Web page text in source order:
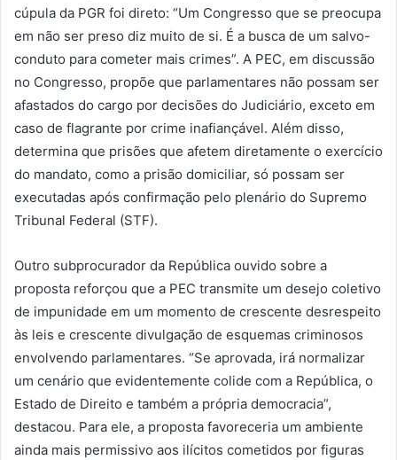
cúpula da PGR foi direto: “Um Congresso que se preocupa
em não ser preso diz muito de si. É a busca de um salvo-
conduto para cometer mais crimes”. A PEC, em discussão
no Congresso, propõe que parlamentares não possam ser
afastados do cargo por decisões do Judiciário, exceto em
caso de flagrante por crime inafiançável. Além disso,
determina que prisões que afetem diretamente o exercício
do mandato, como a prisão domiciliar, só possam ser
executadas após confirmação pelo plenário do Supremo
Tribunal Federal (STF).
Outro subprocurador da República ouvido sobre a
proposta reforçou que a PEC transmite um desejo coletivo
de impunidade em um momento de crescente desrespeito
às leis e crescente divulgação de esquemas criminosos
envolvendo parlamentares. “Se aprovada, irá normalizar
um cenário que evidentemente colide com a República, o
Estado de Direito e também a própria democracia”,
destacou. Para ele, a proposta favoreceria um ambiente
ainda mais permissivo aos ilícitos cometidos por figuras